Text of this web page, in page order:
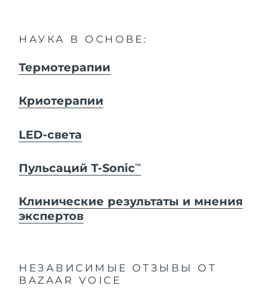
НАУКА В ОСНОВЕ:
Термотерапии
Криотерапии
LED-света
Пульсаций T-SonicTM
Клинические результаты и мнения
экспертов
НЕЗАВИСИМЫЕ ОТЗЫВЫ
ОТ
BAZAAR VOICE